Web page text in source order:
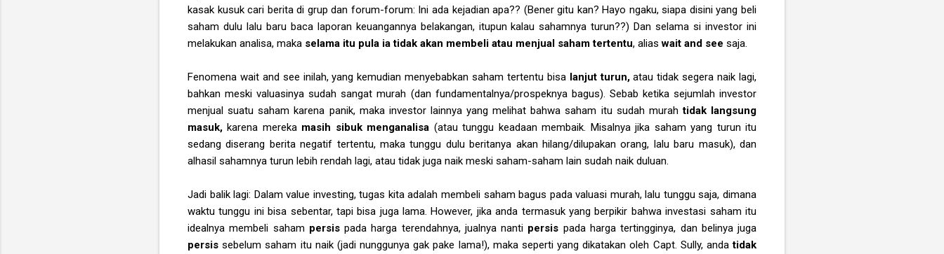
kasak kusuk cari berita di grup dan forum-forum: Ini ada kejadian apa?? (Bener gitu kan? Hayo ngaku, siapa disini yang beli
saham dulu lalu baru baca laporan keuangannya belakangan, itupun kalau sahamnya turun??) Dan selama si investor ini
melakukan analisa, maka selama itu pula ia tidak akan membeli atau menjual saham tertentu, aliaswait and see saja.
Fenomena wait and see inilah, yang kemudian menyebabkan saham tertentu bisa lanjut turun,atau tidak segera naik lagi,
bahkan meski valuasinya sudah sangat murah (dan fundamentalnya/prospeknya bagus). Sebab ketika sejumlah investor
menjual suatu saham karena panik, maka investor lainnya yang melihat bahwa saham itu sudah murahtidak langsung
masuk,karena mereka masih sibuk menganalisa (atau tunggu keadaan membaik. Misalnya jika saham yang turun itu
sedang diserang berita negatif tertentu, maka tunggu dulu beritanya akan hilang/dilupakan orang, lalu baru masuk), dan
alhasil sahamnya turun lebih rendah lagi, atau tidak juga naik meski saham-saham lain sudah naik duluan.
Jadi balik lagi: Dalam value investing, tugas kita adalah membeli saham bagus pada valuasi murah, lalu tunggu saja, dimana
waktu tunggu ini bisa sebentar, tapi bisa juga lama. However, jika anda termasuk yang berpikir bahwa investasi saham itu
idealnya membeli saham persispada harga terendahnya, jualnya nanti persis pada harga tertingginya, dan belinya juga
persissebelum saham itu naik (jadi nunggunya gak pake lama!), maka seperti yang dikatakan oleh Capt. Sully, andatidak